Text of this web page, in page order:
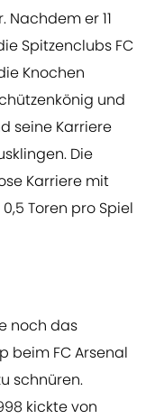
er 11
Spitzenclubs FC
Knochen
und
seine Karriere
Die
Karriere mit
Toren pro Spiel
noch das
beim FC Arsenal
schnüren.
kickte von